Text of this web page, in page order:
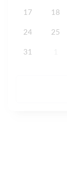
17 18
24 25
31